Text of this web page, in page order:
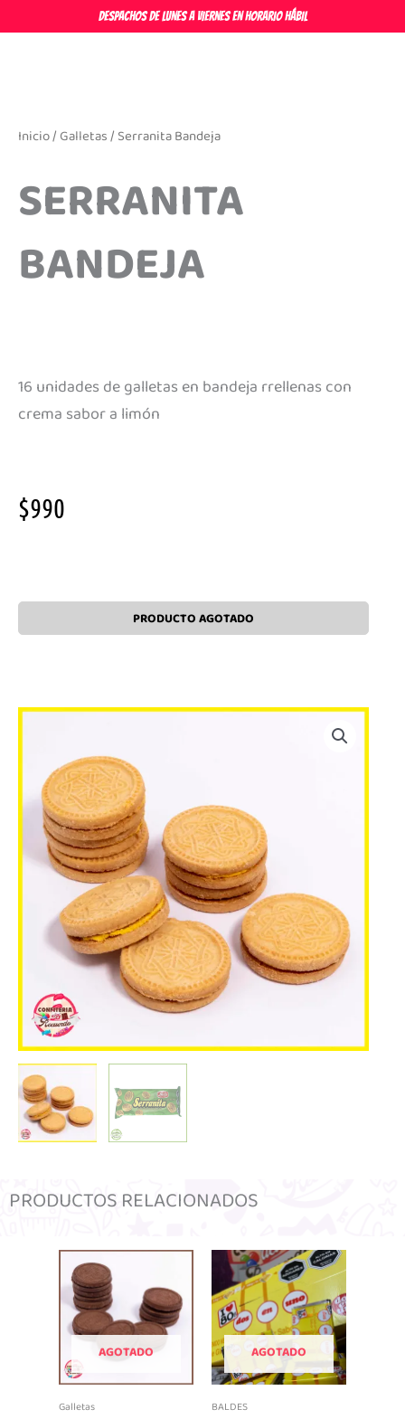
al
DESPACHOS DE LUNES A VIERNES EN HORARIO HÁBIL
Inicio/ Galletas/ Serranita Bandeja
SERRANITA
BANDEJA
16 unidades de galletas en bandeja rrellenas con
crema sabor a limón
$990
Agotado
PRODUCTOS RELACIONADOS
AGOTADO
Galletas
AGOTADO
BALDES